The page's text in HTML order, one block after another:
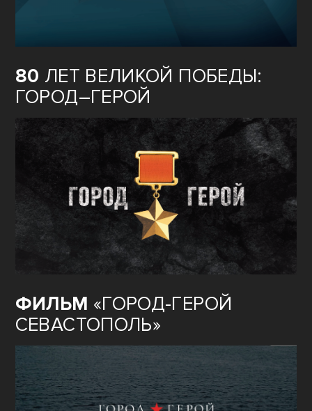
ОБРАЗОВАНИЕ
80ЛЕТ ВЕЛИКОЙ ПОБЕДЫ:
ГОРОД–ГЕРОЙ